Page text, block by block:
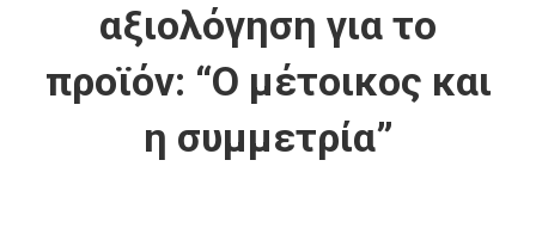
αξιολόγηση για το
προϊόν: “Ο μέτοικος και
η συμμετρία”